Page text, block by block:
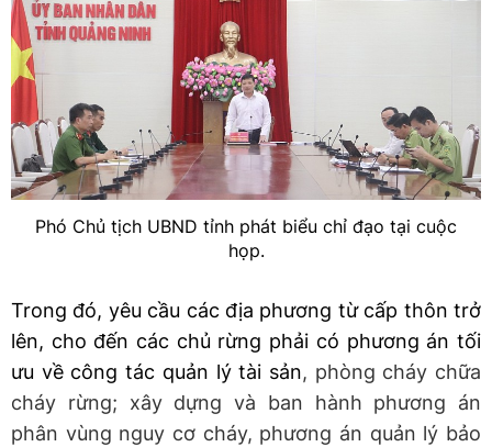
Phó Chủ tịch UBND tỉnh phát biểu chỉ đạo tại cuộc
họp.
Trong đó, yêu cầu các địa phương từ cấp thôn trở
lên, cho đến các chủ rừng phải có phương án tối
ưu về công tác quản lý tài sản, phòng cháy chữa
cháy rừng; xây dựng và ban hành phương án
phân vùng nguy cơ cháy, phương án quản lý bảo